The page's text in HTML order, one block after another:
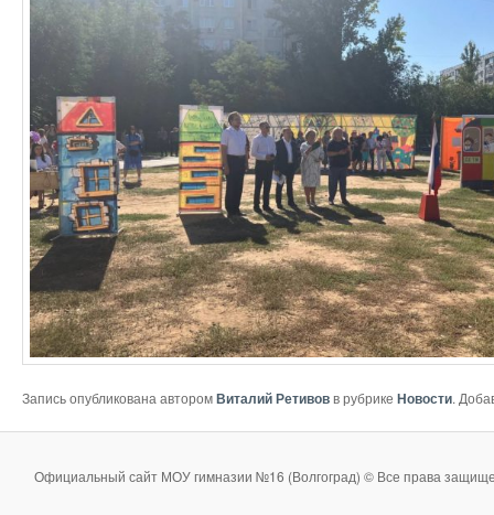
Запись опубликована авторомВиталий Ретивовв рубрике Новости.
Официальный сайт МОУ гимназии №16 (Волгоград) © Все права